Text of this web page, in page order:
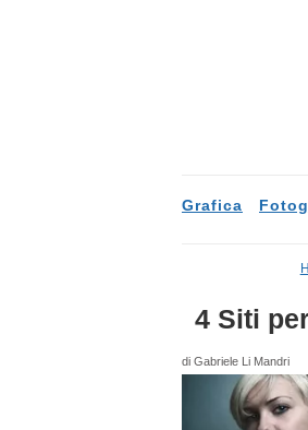
Grafica
4 Siti
di Gabriele Li Mandri